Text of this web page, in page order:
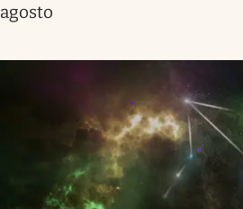
agosto